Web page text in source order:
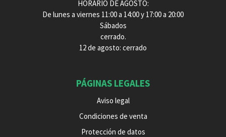
HORARIO DE AGOSTO:
De lunes a viernes 11:00 a 14:00 y 17:00 a 20:00
Sábados
cerrado.
12 de agosto: cerrado
PÁGINAS LEGALES
Aviso legal
Condiciones de venta
Protección de datos